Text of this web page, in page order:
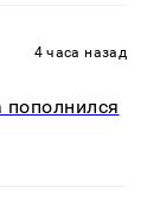
4 часа назад